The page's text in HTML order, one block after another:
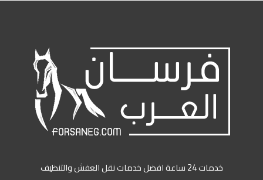
خدمات 24 ساعة افضل خدمات نقل العفش والتنظيف